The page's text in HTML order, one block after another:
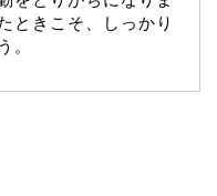
ときこそ、しっかり
。